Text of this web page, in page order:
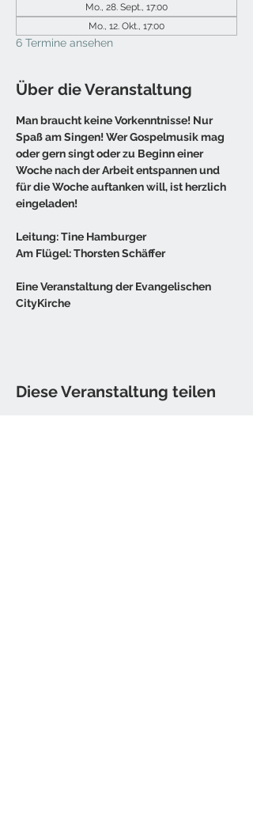
Mo., 28. Sept., 17:00
Mo., 12. Okt., 17:00
6 Termine ansehen
Über die Veranstaltung
Man braucht keine Vorkenntnisse! Nur
Spaß am Singen! Wer Gospelmusik mag
oder gern singt oder zu Beginn einer
Woche nach der Arbeit entspannen und
für die Woche auftanken will, ist herzlich
eingeladen!
Leitung: Tine Hamburger
Am Flügel: Thorsten Schäffer
Eine Veranstaltung der Evangelischen
CityKirche
Diese Veranstaltung teilen